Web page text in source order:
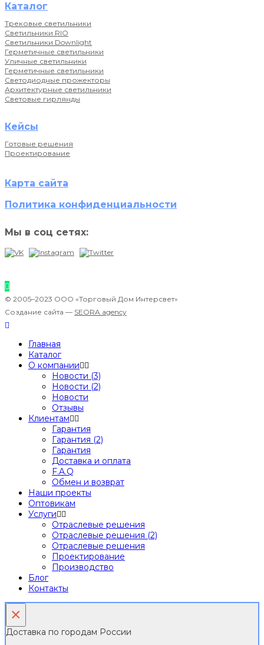
Каталог
Трековые светильники
Светильники RIO
Светильники Downlight
Герметичные светильники
Уличные светильники
Герметичные светильники
Светодиодные прожекторы
Архитектурные светильники
Световые гирлянды
Кейсы
Готовые решения
Проектирование
Карта сайта
Политика конфиденциальности
Мы в соц сетях:
© 2005–2023 ООО «Торговый Дом Интерсвет»
Создание сайта — SEORA.agency
Главная
Каталог
О компании
Новости (3)
Новости (2)
Новости
Отзывы
Клиентам
Гарантия
Гарантия (2)
Гарантия
Доставка и оплата
F.A.Q
Обмен и возврат
Наши проекты
Оптовикам
Услуги
Отраслевые решения
Отраслевые решения (2)
Отраслевые решения
Проектирование
Производство
Блог
Контакты
×
Доставка по городам России